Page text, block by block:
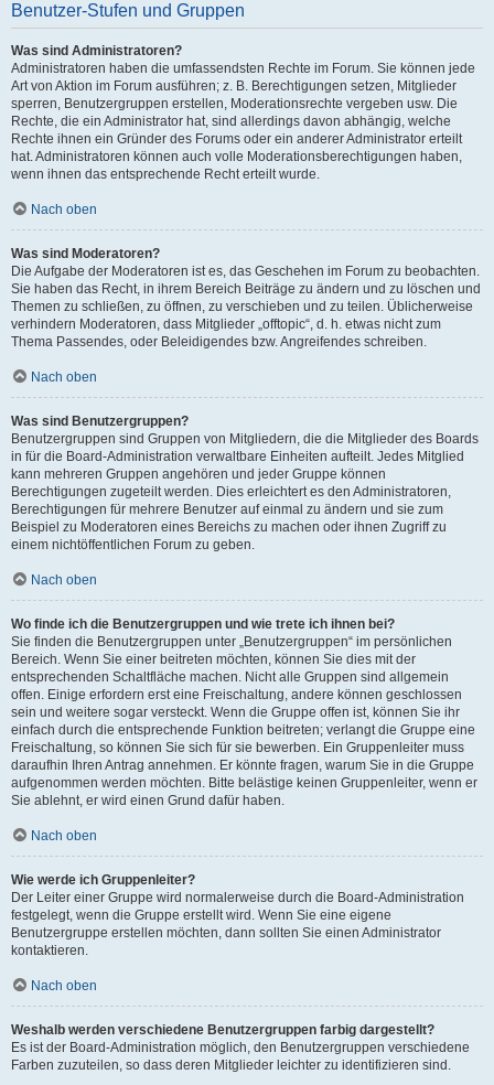
Benutzer-Stufen und Gruppen
Was sind Administratoren?
Administratoren haben die umfassendsten Rechte im Forum. Sie können jede
Art von Aktion im Forum ausführen; z. B. Berechtigungen setzen, Mitglieder
sperren, Benutzergruppen erstellen, Moderationsrechte vergeben usw. Die
Rechte, die ein Administrator hat, sind allerdings davon abhängig, welche
Rechte ihnen ein Gründer des Forums oder ein anderer Administrator erteilt
hat. Administratoren können auch volle Moderationsberechtigungen haben,
wenn ihnen das entsprechende Recht erteilt wurde.
Nach oben
Was sind Moderatoren?
Die Aufgabe der Moderatoren ist es, das Geschehen im Forum zu beobachten.
Sie haben das Recht, in ihrem Bereich Beiträge zu ändern und zu löschen und
Themen zu schließen, zu öffnen, zu verschieben und zu teilen. Üblicherweise
verhindern Moderatoren, dass Mitglieder „offtopic“, d. h. etwas nicht zum
Thema Passendes, oder Beleidigendes bzw. Angreifendes schreiben.
Nach oben
Was sind Benutzergruppen?
Benutzergruppen sind Gruppen von Mitgliedern, die die Mitglieder des Boards
in für die Board-Administration verwaltbare Einheiten aufteilt. Jedes Mitglied
kann mehreren Gruppen angehören und jeder Gruppe können
Berechtigungen zugeteilt werden. Dies erleichtert es den Administratoren,
Berechtigungen für mehrere Benutzer auf einmal zu ändern und sie zum
Beispiel zu Moderatoren eines Bereichs zu machen oder ihnen Zugriff zu
einem nichtöffentlichen Forum zu geben.
Nach oben
Wo finde ich die Benutzergruppen und wie trete ich ihnen bei?
Sie finden die Benutzergruppen unter „Benutzergruppen“ im persönlichen
Bereich. Wenn Sie einer beitreten möchten, können Sie dies mit der
entsprechenden Schaltfläche machen. Nicht alle Gruppen sind allgemein
offen. Einige erfordern erst eine Freischaltung, andere können geschlossen
sein und weitere sogar versteckt. Wenn die Gruppe offen ist, können Sie ihr
einfach durch die entsprechende Funktion beitreten; verlangt die Gruppe eine
Freischaltung, so können Sie sich für sie bewerben. Ein Gruppenleiter muss
daraufhin Ihren Antrag annehmen. Er könnte fragen, warum Sie in die Gruppe
aufgenommen werden möchten. Bitte belästige keinen Gruppenleiter, wenn er
Sie ablehnt, er wird einen Grund dafür haben.
Nach oben
Wie werde ich Gruppenleiter?
Der Leiter einer Gruppe wird normalerweise durch die Board-Administration
festgelegt, wenn die Gruppe erstellt wird. Wenn Sie eine eigene
Benutzergruppe erstellen möchten, dann sollten Sie einen Administrator
kontaktieren.
Nach oben
Weshalb werden verschiedene Benutzergruppen farbig dargestellt?
Es ist der Board-Administration möglich, den Benutzergruppen verschiedene
Farben zuzuteilen, so dass deren Mitglieder leichter zu identifizieren sind.